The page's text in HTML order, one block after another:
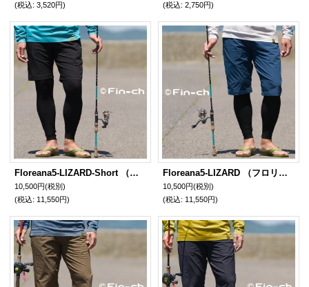
(税込: 3,520円)
(税込: 2,750円)
Floreana5-LIZARD-Short （フロリアナ5リザードショート）漆黒色（しっこく）
10,500円(税別)
(税込: 11,550円)
Floreana5-LIZARD （フロリアナ5リザード）潤色（うるみいろ）
10,500円(税別)
(税込: 11,550円)